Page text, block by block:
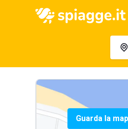
Guarda la